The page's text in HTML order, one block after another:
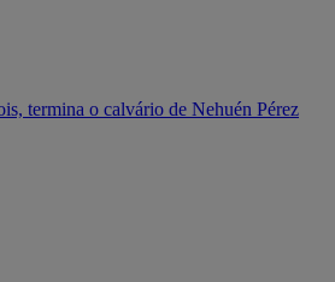
termina o calvário de Nehuén Pérez